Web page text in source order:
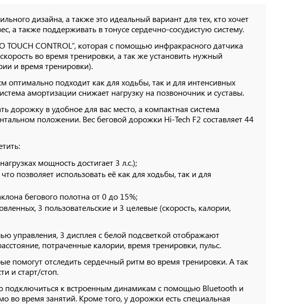
дизайна, а также это идеальный вариант для тех, кто хочет
а также поддерживать в тонусе сердечно-сосудистую систему.
CONTROL”, которая с помощью инфракрасного датчика
во время тренировки, а так же установить нужный
и время тренировки).
оптимально подходит как для ходьбы, так и для интенсивных
амортизации снижает нагрузку на позвоночник и суставы.
дорожку в удобное для вас место, а компактная система
положении. Вес беговой дорожки Hi-Tech F2 составляет 44
мощность достигает 3 л.с.);
позволяет использовать её как для ходьбы, так и для
бегового полотна от 0 до 15%;
3 пользовательские и 3 целевые (скорость, калории,
управления, 3 дисплея с белой подсветкой отображают
потраченные калории, время тренировки, пульс.
помогут отследить сердечный ритм во время тренировки. А так
и старт/стоп.
подключиться к встроенным динамикам с помощью Bluetooth и
время занятий. Кроме того, у дорожки есть специальная